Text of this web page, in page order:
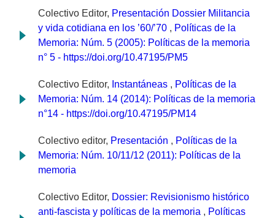
Colectivo Editor, Presentación Dossier Militancia
y vida cotidiana en los ’60/’70 , Políticas de la
Memoria: Núm. 5 (2005): Políticas de la memoria
n° 5 - https://doi.org/10.47195/PM5
Colectivo Editor, Instantáneas , Políticas de la
Memoria: Núm. 14 (2014): Políticas de la memoria
n°14 - https://doi.org/10.47195/PM14
Colectivo editor, Presentación , Políticas de la
Memoria: Núm. 10/11/12 (2011): Políticas de la
memoria
Colectivo Editor, Dossier: Revisionismo histórico
anti-fascista y políticas de la memoria , Políticas